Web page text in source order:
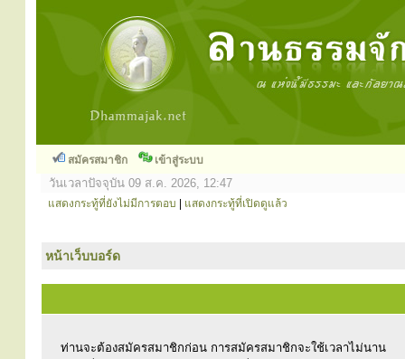
สมัครสมาชิก เข้าสู่ระบบ
วันเวลาปัจจุบัน 09 ส.ค. 2026, 12:47
แสดงกระทู้ที่ยังไม่มีการตอบ แสดงกระทู้ที่เปิดดูแล้ว
หน้าเว็บบอร์ด
ท่านจะต้องสมัครสมาชิกก่อน การสมัครสมาชิกจะใช้เวลาไม่นาน